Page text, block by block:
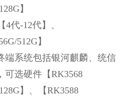
】
4代-12代】、
512G】
端系统包括银河麒麟、统信
可选硬件 【RK3568
】、
【RK3588